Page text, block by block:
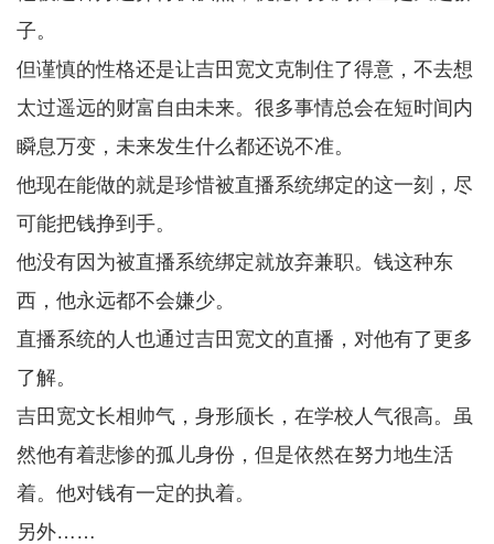
子。
但谨慎的性格还是让吉田宽文克制住了得意，不去想
太过遥远的财富自由未来。很多事情总会在短时间内
瞬息万变，未来发生什么都还说不准。
他现在能做的就是珍惜被直播系统绑定的这一刻，尽
可能把钱挣到手。
他没有因为被直播系统绑定就放弃兼职。钱这种东
西，他永远都不会嫌少。
直播系统的人也通过吉田宽文的直播，对他有了更多
了解。
吉田宽文长相帅气，身形颀长，在学校人气很高。虽
然他有着悲惨的孤儿身份，但是依然在努力地生活
着。他对钱有一定的执着。
另外……